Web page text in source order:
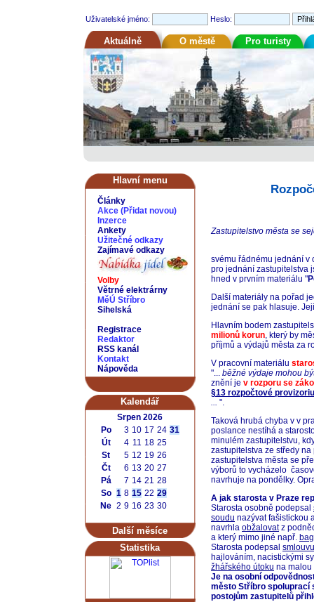
Uživatelské jméno: Heslo:
Aktuálně O městě Pro turisty
Hlavní menu
Články
Akce (Přidat novou)
Inzerce
Ankety
Užitečné odkazy
Zajímavé odkazy
Volby
Větrné elektrárny
MěÚ Stříbro
Sihelská
Registrace
Redaktor
RSS kanál
Kontakt
Nápověda
Kalendář
Srpen 2026
Po
3 10 17 24 31
Út
4 11 18 25
St
5 12 19 26
Čt
6 13 20 27
Pá
7 14 21 28
So 1 8 15 22 29
Ne 2 9 16 23 30
Další měsíce
Statistika
Zastupitelstvo města se
svému řádnému jednání v
pro jednání zastupitelstva
hned v prvním materiálu "
Další materiály na pořad
jednání se pak hlasuje.
Hlavním bodem
milionů korun, který by
příjmů a výdajů města za
V pracovní materiálu
"... běžné výdaje mohou
znění je v rozporu se
§13 rozpočtové
... ".
Taková hrubá chyba v v
poslance nestíhá a
minulém zastupitelstvu,
zastupitelstva ze středy
zastupitelstva města se
výborů to vycházelo
navrhuje na pondělky.
A jak starosta v Praze
Starosta osobně podepsal
soudu nazývat fašistickou
navrhla obžalovatz
a který mimo jiné např.
Starosta podepsal
hajlováním, nacistickými
žhářského útoku na malou
Je na osobní
město Stříbro spoluprací
postojům zastupitelů